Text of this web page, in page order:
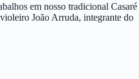
em nosso tradicional Casaré
João Arruda, integrante do